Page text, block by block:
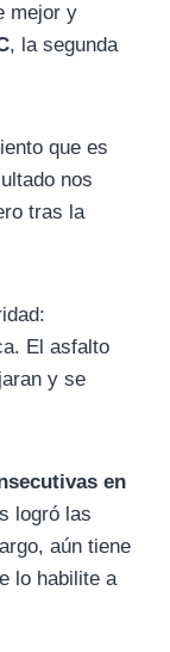
mejor y
, la segunda
que es
nos
tras la
El asfalto
y se
en
logró las
aún tiene
lo habilite a